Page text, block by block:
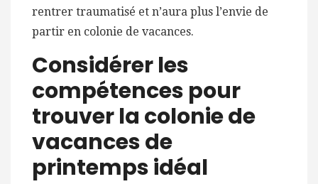
rentrer traumatisé et n’aura plus l’envie de
partir en colonie de vacances.
Considérer les
compétences pour
trouver la colonie de
vacances de
printemps idéal